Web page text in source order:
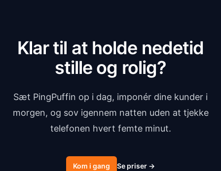
Klar til at holde nedetid
stille og rolig?
Sæt PingPuffin op i dag, imponér dine kunder i
morgen, og sov igennem natten uden at tjekke
telefonen hvert femte minut.
Kom i gang Se priser →